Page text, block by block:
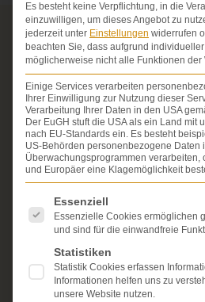
Über die Schmerzensgeld-
Seit über 25 Jahren vertreten
ausschließlich Geschädigte bei
Personenschäden. Wir
Erfahrung im
bei der Durchsetzung von
Schadensersatzansprüchen.Ihr
im Mittelpunkt.
Mehr erfahren:
Unsere Kanzlei
Kostenlose Erstberatung
Es besteht keine Verpflichtung, in die
einzuwilligen, um dieses Angebot zu
jederzeit unter Einstellungen widerrufen
beachten Sie, dass aufgrund
möglicherweise nicht alle Funktionen der
Einige Services verarbeiten
Ihrer Einwilligung zur Nutzung dieser
Verarbeitung Ihrer Daten in den USA
Der EuGH stuft die USA als ein Land mit
nach EU-Standards ein. Es besteht
US-Behörden personenbezogene Daten
Überwachungsprogrammen verarbeiten,
und Europäer eine Klagemöglichkeit
Es folgt eine Liste der
Essenziell
Essenzielle Cookies ermöglichen
und sind für die einwandfreie
Statistiken
Statistik Cookies erfassen
Informationen helfen uns zu
unsere Website nutzen.